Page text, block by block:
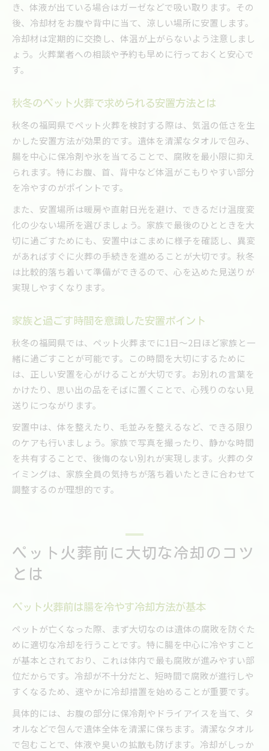
き、体液が出ている場合はガーゼなどで吸い取ります。その
後、冷却材をお腹や背中に当て、涼しい場所に安置します。
冷却材は定期的に交換し、体温が上がらないよう注意しまし
ょう。火葬業者への相談や予約も早めに行っておくと安心で
す。
秋冬のペット火葬で求められる安置方法とは
秋冬の福岡県でペット火葬を検討する際は、気温の低さを生
かした安置方法が効果的です。遺体を清潔なタオルで包み、
腸を中心に保冷剤や氷を当てることで、腐敗を最小限に抑え
られます。特にお腹、首、背中など体温がこもりやすい部分
を冷やすのがポイントです。
また、安置場所は暖房や直射日光を避け、できるだけ温度変
化の少ない場所を選びましょう。家族で最後のひとときを大
切に過ごすためにも、安置中はこまめに様子を確認し、異変
があればすぐに火葬の手続きを進めることが大切です。秋冬
は比較的落ち着いて準備ができるので、心を込めた見送りが
実現しやすくなります。
家族と過ごす時間を意識した安置ポイント
秋冬の福岡県では、ペット火葬までに1日～2日ほど家族と一
緒に過ごすことが可能です。この時間を大切にするために
は、正しい安置を心がけることが大切です。お別れの言葉を
かけたり、思い出の品をそばに置くことで、心残りのない見
送りにつながります。
安置中は、体を整えたり、毛並みを整えるなど、できる限り
のケアも行いましょう。家族で写真を撮ったり、静かな時間
を共有することで、後悔のない別れが実現します。火葬のタ
イミングは、家族全員の気持ちが落ち着いたときに合わせて
調整するのが理想的です。
ペット火葬前に大切な冷却のコツ
とは
ペット火葬前は腸を冷やす冷却方法が基本
ペットが亡くなった際、まず大切なのは遺体の腐敗を防ぐた
めに適切な冷却を行うことです。特に腸を中心に冷やすこと
が基本とされており、これは体内で最も腐敗が進みやすい部
位だからです。冷却が不十分だと、短時間で腐敗が進行しや
すくなるため、速やかに冷却措置を始めることが重要です。
具体的には、お腹の部分に保冷剤やドライアイスを当て、タ
オルなどで包んで遺体全体を清潔に保ちます。清潔なタオル
で包むことで、体液や臭いの拡散も防げます。冷却がしっか